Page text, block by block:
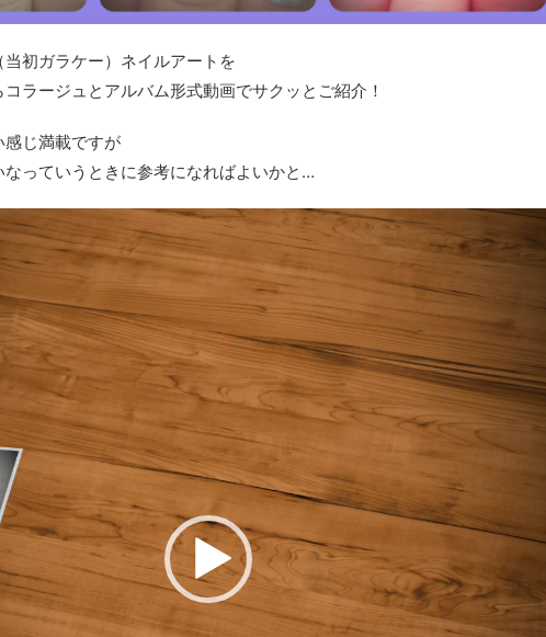
初ガラケー）ネイルアートを
ラージュとアルバム形式動画でサクッとご紹介！
じ満載ですが
なっていうときに参考になればよいかと…